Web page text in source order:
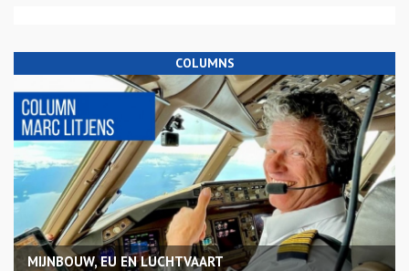
COLUMNS
MIJNBOUW, EU EN LUCHTVAART